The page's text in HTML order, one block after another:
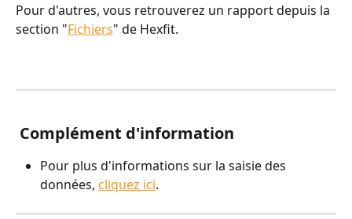
Pour d'autres, vous retrouverez un rapport depuis la
section "Fichiers" de Hexfit.
Complément d'information
Pour plus d'informations sur la saisie des
données, cliquez ici.